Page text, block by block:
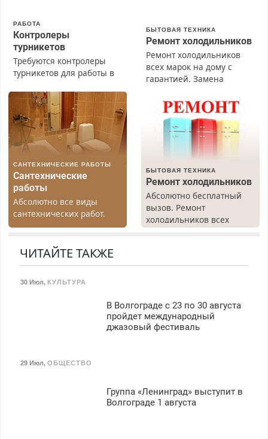
РАБОТА
Контролеры
турникетов
Требуются контролеры
турникетов для работы в
(мужчины, женщины).
Прием по ТК РФ. График
работы любой.
Бесплатное проживание.
З/п – до 96000 рублей до
Ежемесячно
выплачивается денежная
премия. Возможно
бесплатное обучение,
получение документов,
работа инспектором по
безопасности с з/п до
125000 руб.
БЫТОВАЯ ТЕХНИКА
Ремонт холодильников
Ремонт холодильников
всех марок на дому с
гарантией. Замена
Недорого. Без выходных.
Все районы. Скидка.
Вызов бесплатный.
САНТЕХНИЧЕСКИЕ РАБОТЫ
Сантехнические
работы
Абсолютно все виды
сантехнических работ.
Быстро. Качественно.
БЫТОВАЯ ТЕХНИКА
Ремонт холодильников
Абсолютно бесплатный
вызов. Ремонт
холодильников всех
Пенсионерам – скидки до
ЧИТАЙТЕ ТАКЖЕ
30 Июл, КУЛЬТУРА
В Волгограде с 23 по 30 августа
пройдет международный
джазовый фестиваль
29 Июл, ОБЩЕСТВО
Группа «Ленинград» выступит в
Волгограде 1 августа